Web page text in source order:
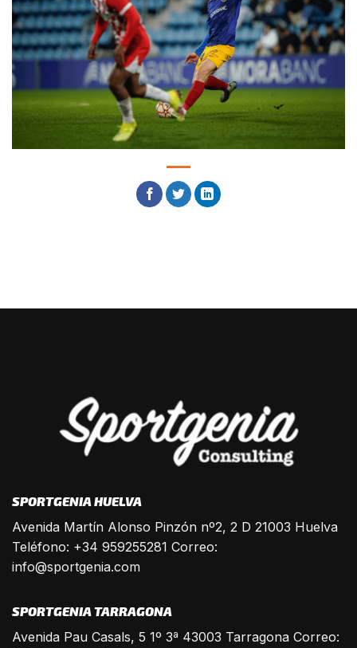
SPORTGENIA HUELVA
Avenida Martín Alonso Pinzón nº2, 2 D 21003 Huelva
Teléfono: +34 959255281 Correo:
info@sportgenia.com
SPORTGENIA TARRAGONA
Avenida Pau Casals, 5 1º 3ª 43003 Tarragona Correo: